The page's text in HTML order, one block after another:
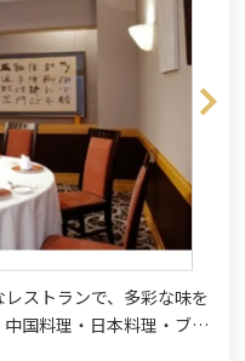
ストランで、多彩な味を
国料理・日本料理・ブッ